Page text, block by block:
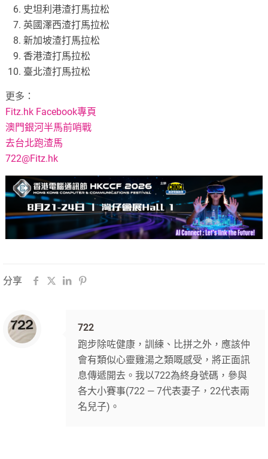
史坦利港渣打馬拉松
英國澤西渣打馬拉松
新加坡渣打馬拉松
香港渣打馬拉松
臺北渣打馬拉松
更多：
Fitz.hk Facebook專頁
澳門銀河半馬前哨戰
去台北跑渣馬
722@Fitz.hk
分享
722
跑步除咗健康，訓練、比拼之外，應該仲
會有類似心靈雞湯之類嘅感受，將正面訊
息傳遞開去。我以722為終身號碼，參與
各大小賽事(722 — 7代表妻子，22代表兩
名兒子)。